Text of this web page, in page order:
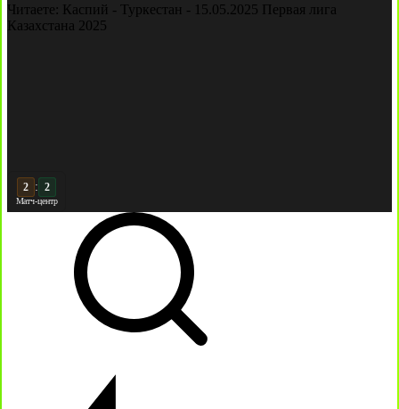
Читаете: Каспий - Туркестан - 15.05.2025 Первая лига
Казахстана 2025
: 2
Матч-центр